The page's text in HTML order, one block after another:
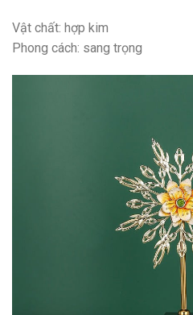
Vật chất: hợp kim
Phong cách: sang trọng